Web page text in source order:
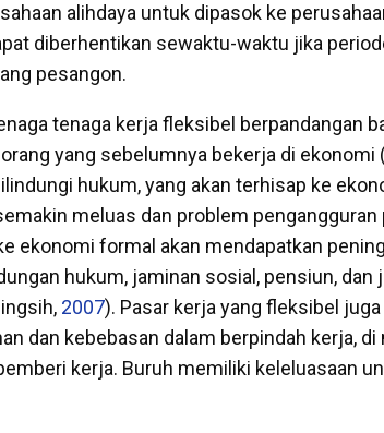
alihdaya untuk dipasok ke
diberhentikan sewaktu-waktu jika
pesangon.
tenaga kerja fleksibel berpandangan
yang sebelumnya bekerja di ekonomi
hukum, yang akan terhisap ke
meluas dan problem pengangguran
ekonomi formal akan mendapatkan
hukum, jaminan sosial, pensiun, dan
2007). Pasar kerja yang fleksibel
dan kebebasan dalam berpindah kerja, di
kerja. Buruh memiliki keleluasaan